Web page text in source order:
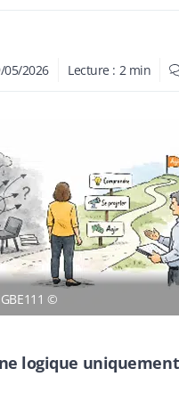
05/2026 Lecture : 2 min
©
logique